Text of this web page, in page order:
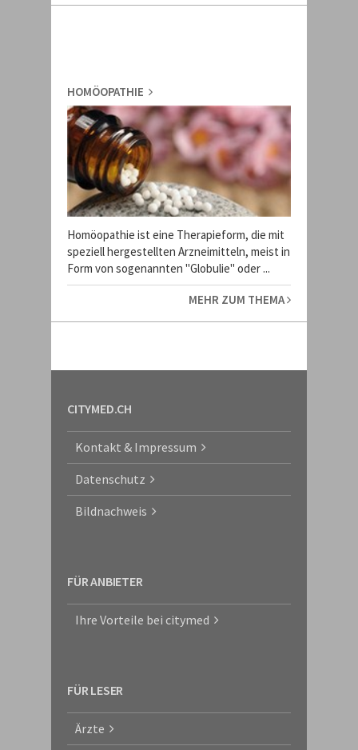
HOMÖOPATHIE
Homöopathie ist eine Therapieform, die mit
speziell hergestellten Arzneimitteln, meist in
Form von sogenannten "Globulie" oder ...
MEHR ZUM THEMA
CITYMED.CH
Kontakt & Impressum
Datenschutz
Bildnachweis
FÜR ANBIETER
Ihre Vorteile bei citymed
FÜR LESER
Ärzte